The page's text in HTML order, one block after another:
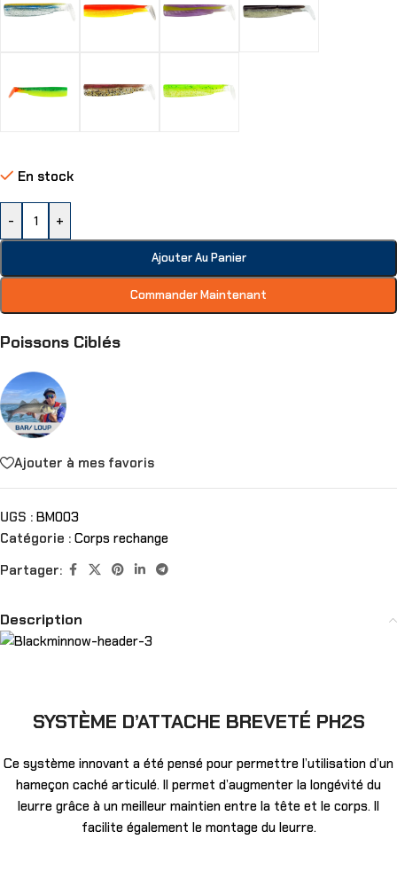
En stock
- +
Ajouter Au Panier
Commander Maintenant
Poissons Ciblés
Ajouter à mes favoris
UGS : BM003
Catégorie : Corps rechange
Partager:
Description
SYSTÈME D’ATTACHE BREVETÉ PH2S
Ce système innovant a été pensé pour permettre l’utilisation d’un
hameçon caché articulé. Il permet d’augmenter la longévité du
leurre grâce à un meilleur maintien entre la tête et le corps. Il
facilite également le montage du leurre.